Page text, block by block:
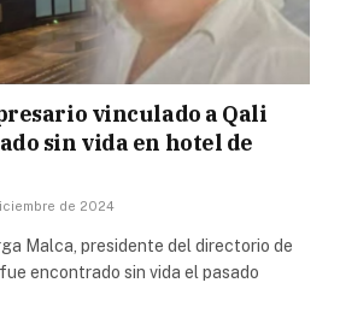
vinculado a Qali
sin vida en hotel de
de 2024
Malca, presidente del directorio de
encontrado sin vida el pasado